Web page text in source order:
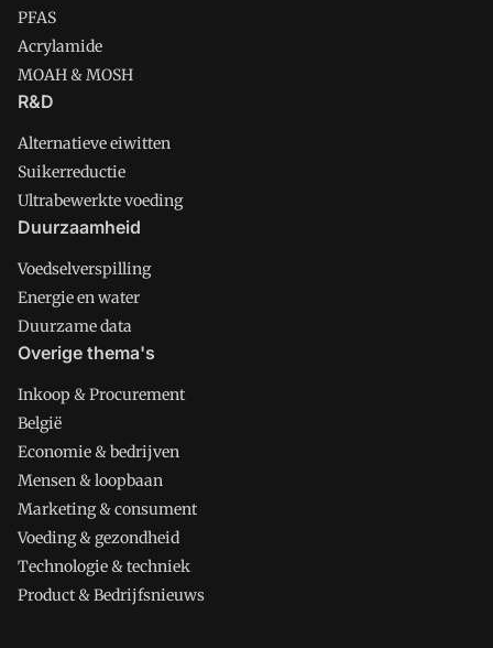
PFAS
Acrylamide
MOAH & MOSH
R&D
Alternatieve eiwitten
Suikerreductie
Ultrabewerkte voeding
Duurzaamheid
Voedselverspilling
Energie en water
Duurzame data
Overige thema's
Inkoop & Procurement
België
Economie & bedrijven
Mensen & loopbaan
Marketing & consument
Voeding & gezondheid
Technologie & techniek
Product & Bedrijfsnieuws